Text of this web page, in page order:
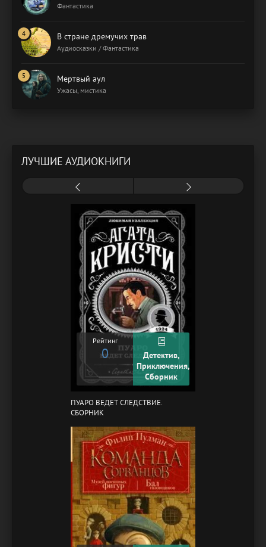
Фантастика
В стране дремучих трав
Аудиосказки / Фантастика
Мертвый аул
Ужасы, мистика
ЛУЧШИЕ АУДИОКНИГИ
Рейтинг
0
Детектив,
Приключения,
Сборник
ПУАРО ВЕДЕТ СЛЕДСТВИЕ.
СБОРНИК